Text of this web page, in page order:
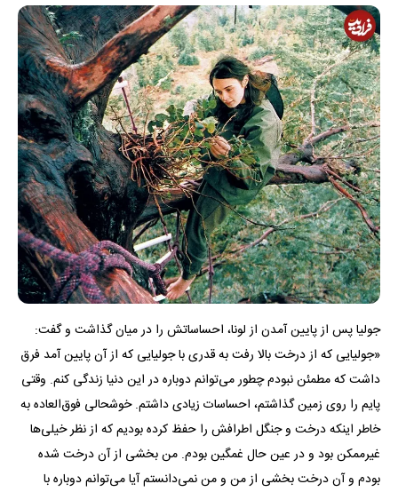
جولیا پس از پایین آمدن از لونا، احساساتش را در میان گذاشت و گفت:
«جولیایی که از درخت بالا رفت به قدری با جولیایی که از آن پایین آمد فرق
داشت که مطمئن نبودم چطور می‌توانم دوباره در این دنیا زندگی کنم. وقتی
پایم را روی زمین گذاشتم، احساسات زیادی داشتم. خوشحالی فوق‌العاده به
خاطر اینکه درخت و جنگل اطرافش را حفظ کرده بودیم که از نظر خیلی‌ها
غیرممکن بود و در عین حال غمگین بودم. من بخشی از آن درخت شده
بودم و آن درخت بخشی از من و من نمی‌دانستم آیا می‌توانم دوباره با